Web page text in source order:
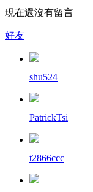
現在還沒有留言
好友
shu524
PatrickTsi
t2866ccc